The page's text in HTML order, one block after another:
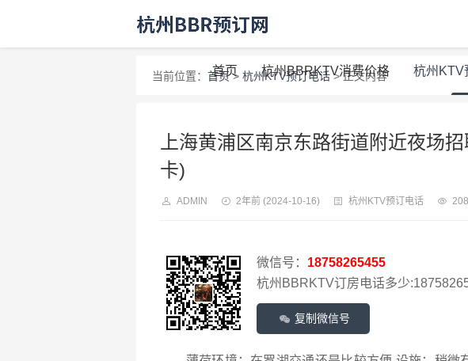
首页 杭州BBRKTV消费价格 杭州KTV
当前位置： 首页> 杭州KTV预订电话> 正文内容
上海黄浦区南京东路街道附近夜场
卡)
ADMIN 2年前 (2024-10-16) 杭州KTV预订电话 208
微信号： 18758265455
杭州BBRKTV订房电话多少
复制微信号